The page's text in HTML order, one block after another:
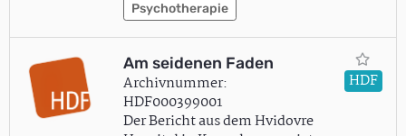
Psychotherapie
Am seidenen Faden
Archivnummer:
HDF000399001
Der Bericht aus dem Hvidovre
HDF